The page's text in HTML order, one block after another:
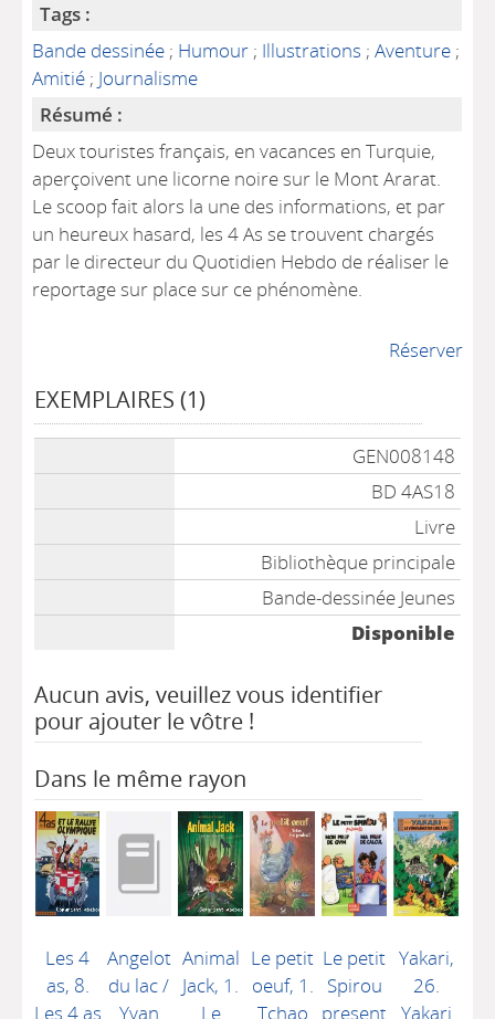
Tags :
Bande dessinée ; Humour ; Illustrations ;Aventure ;
Amitié ; Journalisme
Résumé :
Deux touristes français, en vacances en Turquie,
aperçoivent une licorne noire sur le Mont Ararat.
Le scoop fait alors la une des informations, et par
un heureux hasard, les 4 As se trouvent chargés
par le directeur du Quotidien Hebdo de réaliser le
reportage sur place sur ce phénomène.
Réserver
EXEMPLAIRES (1)
GEN008148
BD 4AS18
Livre
Bibliothèque principale
Bande-dessinée Jeunes
Disponible
Aucun avis, veuillez vous identifier
pour ajouter le vôtre !
Dans le même rayon
Les 4
as, 8.
Les 4 as
Angelot
du lac/
Yvan
Animal
Jack, 1.
Le
Le petit
oeuf, 1.
Tchao
Le petit
Spirou
present
Yakari,
26.
Yakari